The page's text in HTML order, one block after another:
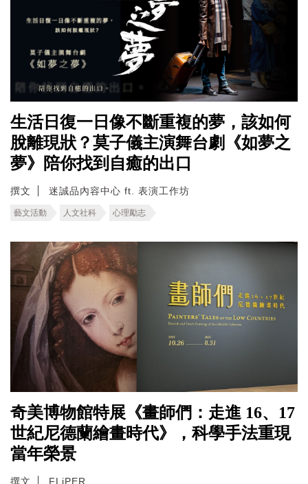
生活日復一日像不斷重複的夢，該如何
脫離現狀？莫子儀主演舞台劇《如夢之
夢》陪你找到自癒的出口
撰文 迷誠品內容中心 ft. 表演工作坊
藝文活動 人文社科 心理勵志
奇美博物館特展《畫師們：走進 16、17
世紀尼德蘭繪畫時代》，科學手法重現
當年榮景
撰文 FLiPER